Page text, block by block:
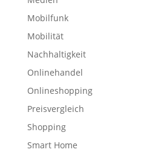
Mobilfunk
Mobilität
Nachhaltigkeit
Onlinehandel
Onlineshopping
Preisvergleich
Shopping
Smart Home